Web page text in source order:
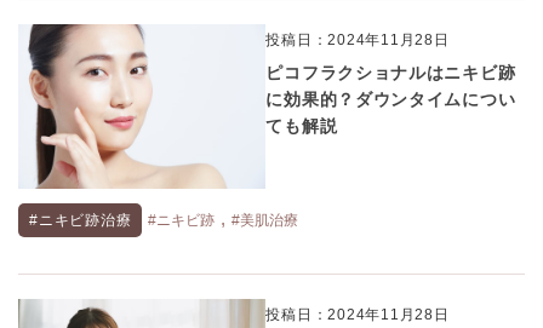
投稿日：2024年11月28日
ピコフラクショナルはニキビ跡
に効果的？ダウンタイムについ
ても解説
#ニキビ跡治療 #ニキビ跡 , #美肌治療
投稿日：2024年11月28日